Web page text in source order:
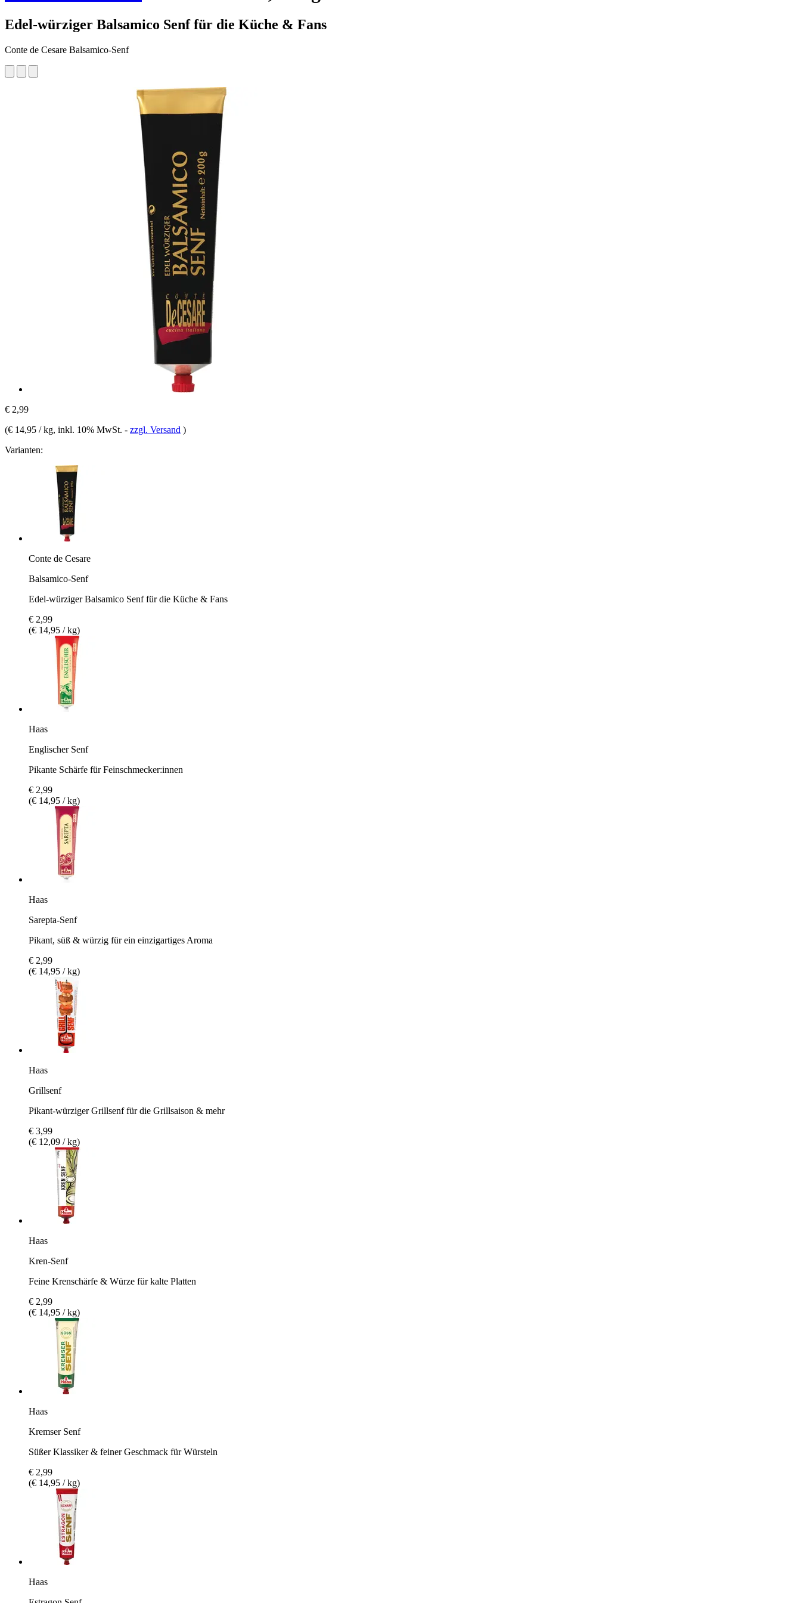
Edel-würziger Balsamico Senf für die Küche & Fans
Conte de Cesare Balsamico-Senf
€ 2,99
(€ 14,95 / kg, inkl. 10% MwSt. - zzgl. Versand )
Varianten:
Conte de Cesare
Balsamico-Senf
Edel-würziger Balsamico Senf für die Küche & Fans
€ 2,99
(€ 14,95 / kg)
Haas
Englischer Senf
Pikante Schärfe für Feinschmecker:innen
€ 2,99
(€ 14,95 / kg)
Haas
Sarepta-Senf
Pikant, süß & würzig für ein einzigartiges Aroma
€ 2,99
(€ 14,95 / kg)
Haas
Grillsenf
Pikant-würziger Grillsenf für die Grillsaison & mehr
€ 3,99
(€ 12,09 / kg)
Haas
Kren-Senf
Feine Krenschärfe & Würze für kalte Platten
€ 2,99
(€ 14,95 / kg)
Haas
Kremser Senf
Süßer Klassiker & feiner Geschmack für Würsteln
€ 2,99
(€ 14,95 / kg)
Haas